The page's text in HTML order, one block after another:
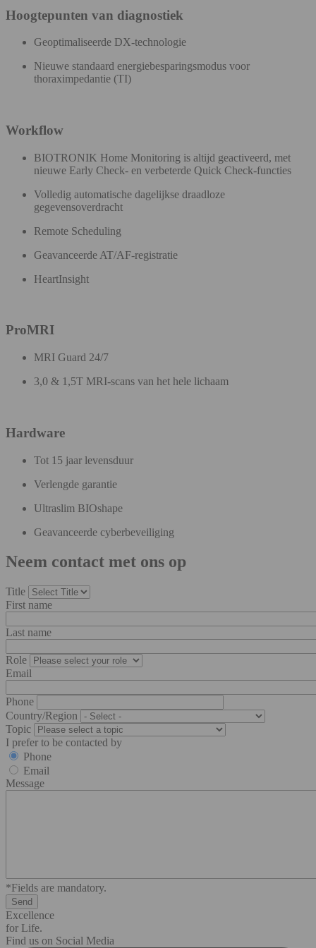
Hoogtepunten van diagnostiek
Geoptimaliseerde DX-technologie
Nieuwe standaard energiebesparingsmodus voor
thoraximpedantie (TI)
Workflow
BIOTRONIK Home Monitoring is altijd geactiveerd, met
nieuwe Early Check- en verbeterde Quick Check-functies
Volledig automatische dagelijkse draadloze
gegevensoverdracht
Remote Scheduling​
Geavanceerde AT/AF-registratie
HeartInsight
ProMRI
MRI Guard 24/7
3,0 & 1,5T MRI-scans van het hele lichaam
Hardware
Tot 15 jaar levensduur
Verlengde garantie
Ultraslim BIOshape
Geavanceerde cyberbeveiliging
Neem contact met ons op
Title
First name
Last name
Role
Email
Phone
Country/Region
Topic
I prefer to be contacted by
Phone
Email
Message
*Fields are mandatory.
Excellence
for Life.
Find us on Social Media